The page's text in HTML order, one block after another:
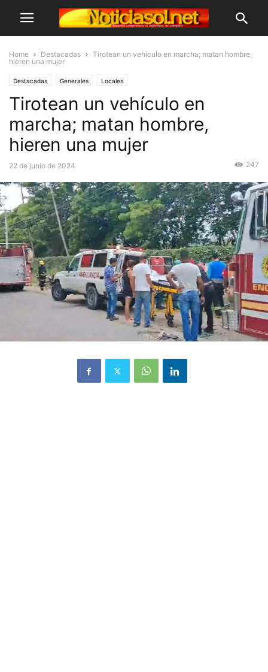
Home Destacadas
Tirotean un vehículo en marcha; matan hombre,
hieren una mujer
Destacadas Generales Locales
Tirotean un vehículo en
marcha; matan hombre,
hieren una mujer
22 de junio de 2024 247